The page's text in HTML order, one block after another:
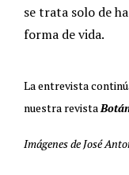
se trata solo de
forma de vida.
La entrevista
nuestra revista
Imágenes de José